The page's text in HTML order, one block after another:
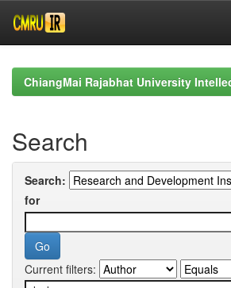
navigationChiangMai Rajabhat University
Search
Search:
for
Current filters: